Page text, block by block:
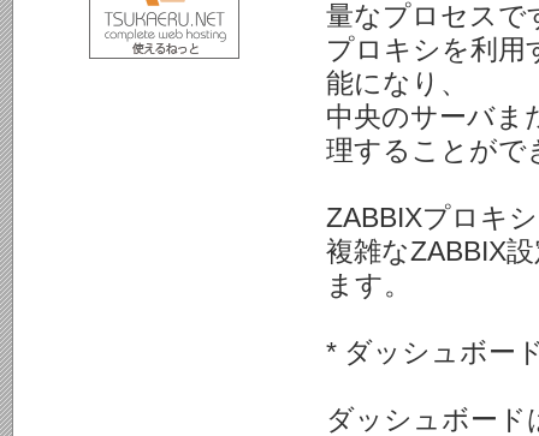
量なプロセスで
プロキシを利用
能になり、
中央のサーバま
理することがで
ZABBIXプロキ
複雑なZABBIX
ます。
* ダッシュボー
ダッシュボード